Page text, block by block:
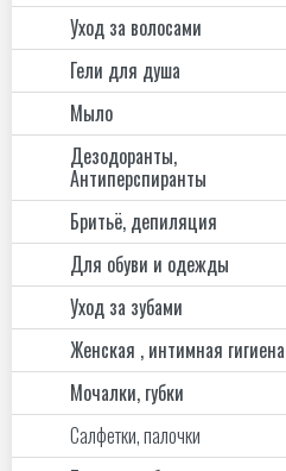
Уход за волосами
Гели для душа
Мыло
Дезодоранты,
Антиперспиранты
Бритьё, депиляция
Для обуви и одежды
Уход за зубами
Женская , интимная гигиена
Мочалки, губки
Салфетки, палочки